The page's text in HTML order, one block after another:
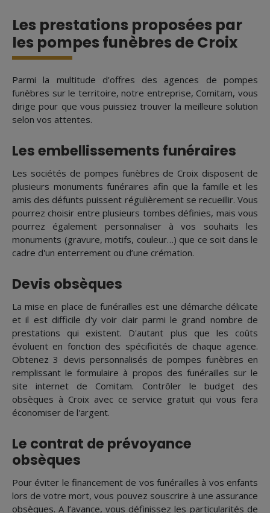
Les prestations proposées par
les pompes funèbres de Croix
Parmi la multitude d'offres des agences de pompes
funèbres sur le territoire, notre entreprise, Comitam, vous
dirige pour que vous puissiez trouver la meilleure solution
selon vos attentes.
Les embellissements funéraires
Les sociétés de pompes funèbres de Croix disposent de
plusieurs monuments funéraires afin que la famille et les
amis des défunts puissent régulièrement se recueillir. Vous
pourrez choisir entre plusieurs tombes définies, mais vous
pourrez également personnaliser à vos souhaits les
monuments (gravure, motifs, couleur…) que ce soit dans le
cadre d'un enterrement ou d’une crémation.
Devis obsèques
La mise en place de funérailles est une démarche délicate
et il est difficile d'y voir clair parmi le grand nombre de
prestations qui existent. D'autant plus que les coûts
évoluent en fonction des spécificités de chaque agence.
Obtenez 3 devis personnalisés de pompes funèbres en
remplissant le formulaire à propos des funérailles sur le
site internet de Comitam. Contrôler le budget des
obsèques à Croix avec ce service gratuit qui vous fera
économiser de l'argent.
Le contrat de prévoyance
obsèques
Pour éviter le financement de vos funérailles à vos enfants
lors de votre mort, vous pouvez souscrire à une assurance
obsèques. A l’avance, vous définissez les particularités de